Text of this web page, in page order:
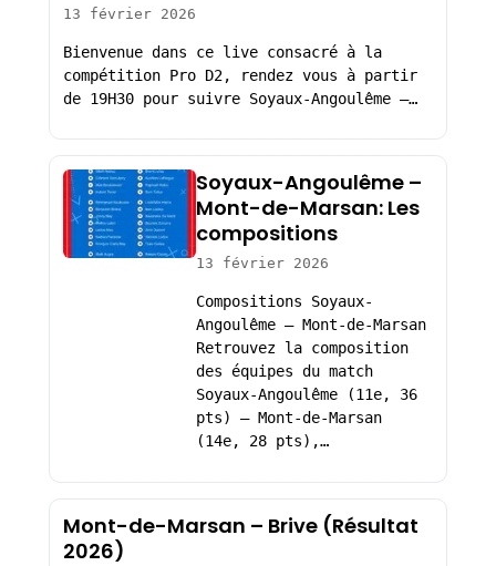
13 février 2026
Bienvenue dans ce live consacré à la
compétition Pro D2, rendez vous à partir
de 19H30 pour suivre Soyaux-Angoulême –…
Soyaux-Angoulême –
Mont-de-Marsan: Les
compositions
13 février 2026
Compositions Soyaux-
Angoulême – Mont-de-Marsan
Retrouvez la composition
des équipes du match
Soyaux-Angoulême (11e, 36
pts) – Mont-de-Marsan
(14e, 28 pts),…
Mont-de-Marsan – Brive (Résultat
2026)